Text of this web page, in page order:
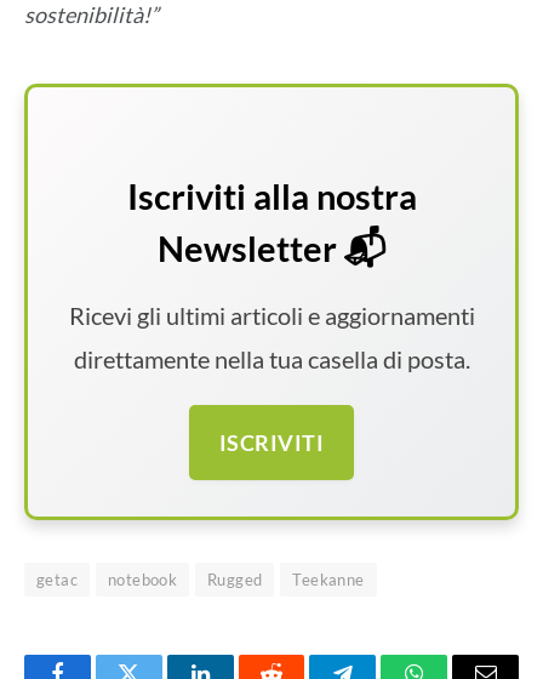
sostenibilità!”
Iscriviti alla nostra
Newsletter 📬
Ricevi gli ultimi articoli e aggiornamenti
direttamente nella tua casella di posta.
ISCRIVITI
getac notebook Rugged Teekanne